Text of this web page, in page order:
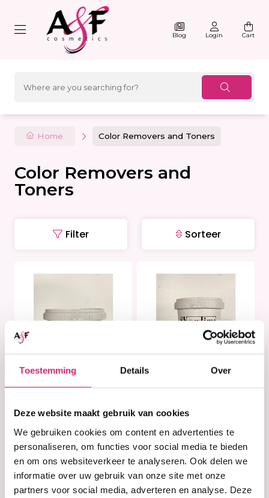
Toestemming Details Over
Deze website maakt gebruik van cookies
We gebruiken cookies om content en advertenties te
personaliseren, om functies voor social media te bieden
en om ons websiteverkeer te analyseren. Ook delen we
informatie over uw gebruik van onze site met onze
partners voor social media, adverteren en analyse. Deze
Blog Login Cart
Home Color Removers and Toners
Color Removers and
Toners
Filter Sorteer
Showtime Ultra
Light
Blondeerpoeder
(100g)
€4,99
Showtime Ultra
Light
(200g)
€6,99